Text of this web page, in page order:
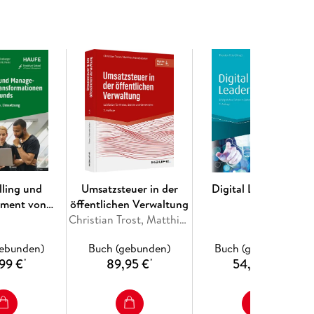
finde, die zu meinem Unternehmen passen
integriere
halte
trenne
Buch auf myBook+:
und
von
€*
Umsatzsteuer in der
öffentlichen Verwaltung
Christian Trost, Matthias Menebröcker
Buch (gebunden)
89,95 €*
Digital Leadership
Buch (gebunden)
54,95 €